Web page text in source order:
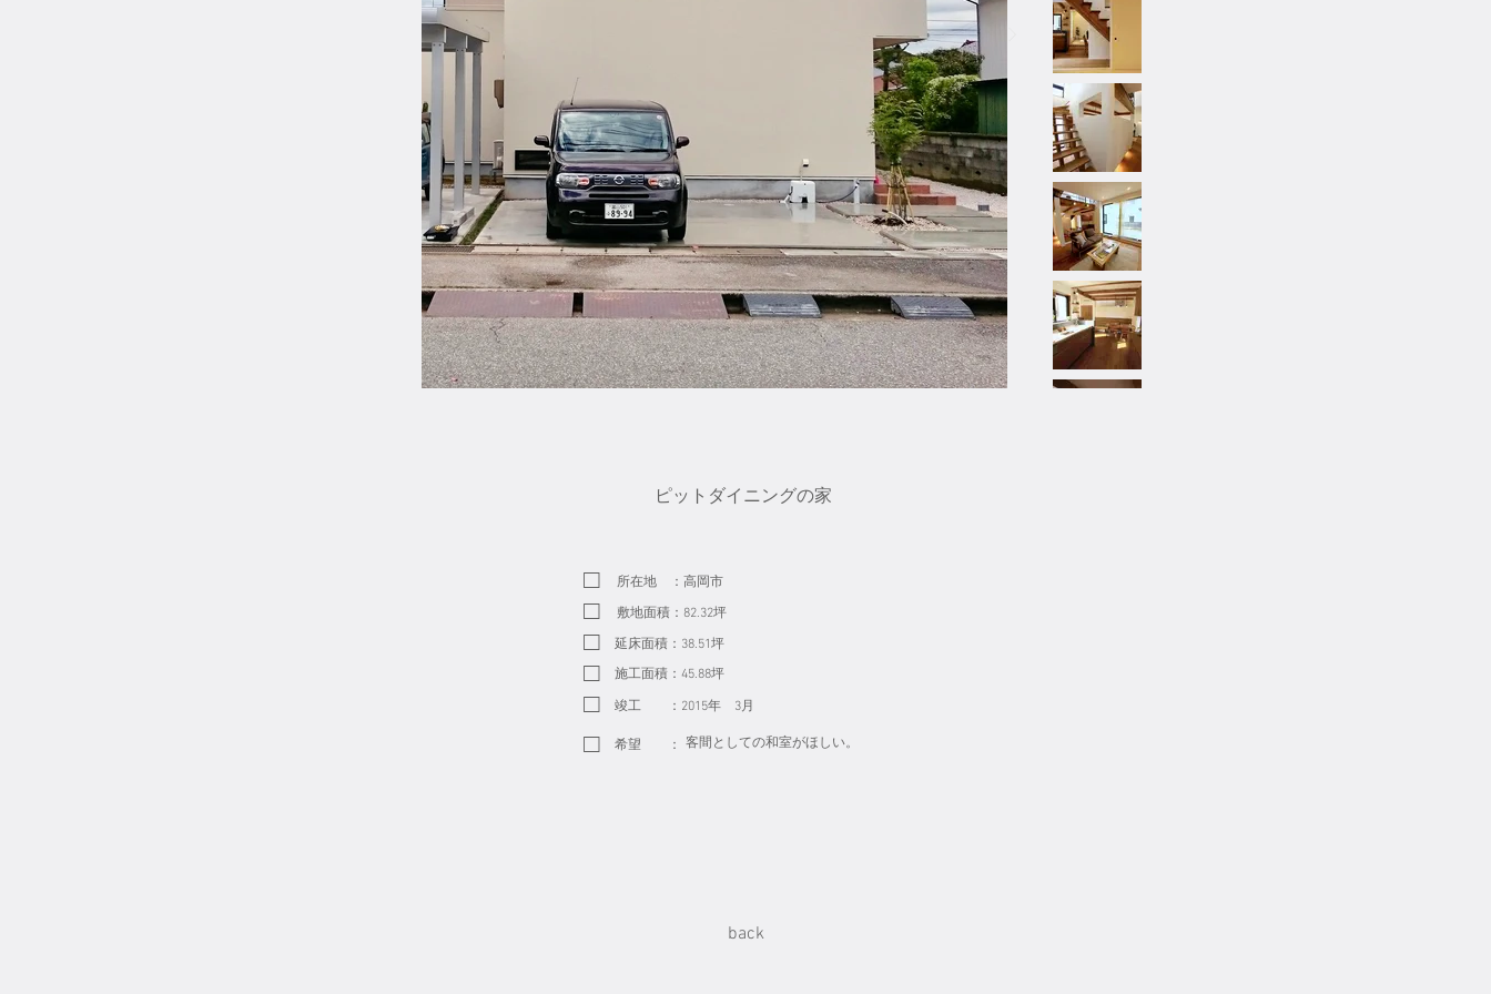
​ピットダイニングの家
□
□
□
□
□
​所在地 ：高岡市
​敷地面積：82.32坪
​延床面積：38.51坪
​施工面積：45.88坪
​竣工 ：2015年 3月
□ 希望 ： ​客間としての和室がほしい。
back